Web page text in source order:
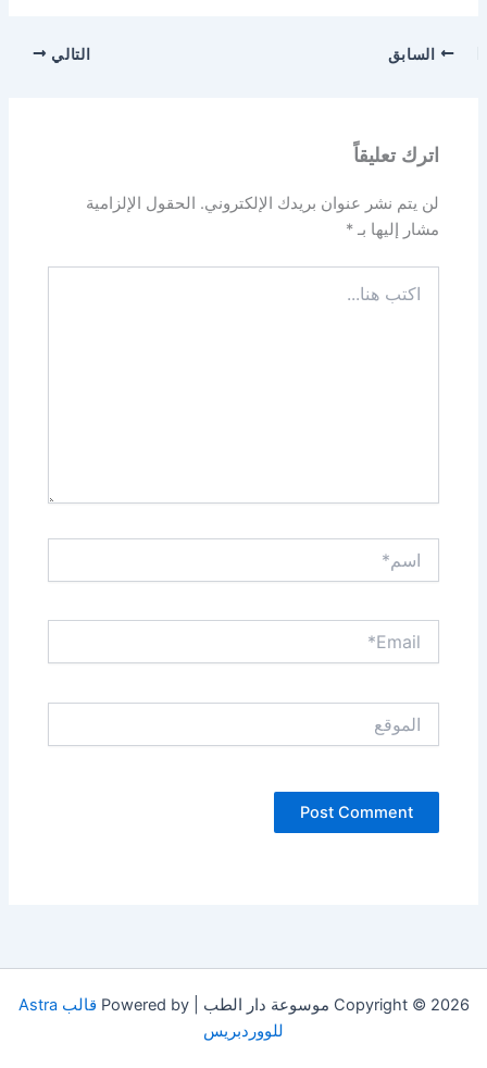
السابق التالي
اترك تعليقاً
لن يتم نشر عنوان بريدك الإلكتروني. الحقول الإلزامية
مشار إليها بـ*
هنا...
Copyright © 2026 موسوعة دار الطب | Powered by
قالب Astra
للووردبريس